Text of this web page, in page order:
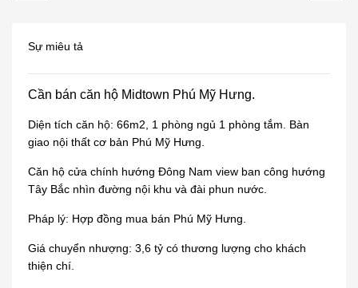
Sự miêu tả
Cần bán căn hộ Midtown Phú Mỹ Hưng.
Diện tích căn hộ: 66m2, 1 phòng ngủ 1 phòng tắm. Bàn
giao nội thất cơ bản Phú Mỹ Hưng.
Căn hộ cửa chính hướng Đông Nam view ban công hướng
Tây Bắc nhìn đường nội khu và đài phun nước.
Pháp lý: Hợp đồng mua bán Phú Mỹ Hưng.
Giá chuyển nhượng: 3,6 tỷ có thương lượng cho khách
thiện chí.